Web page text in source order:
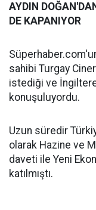
AYDIN
DE KAPANIYOR
sahibi Turgay
istediği ve
konuşuluyordu.
Uzun süredir
olarak Hazine ve
daveti ile Yeni
katılmıştı.